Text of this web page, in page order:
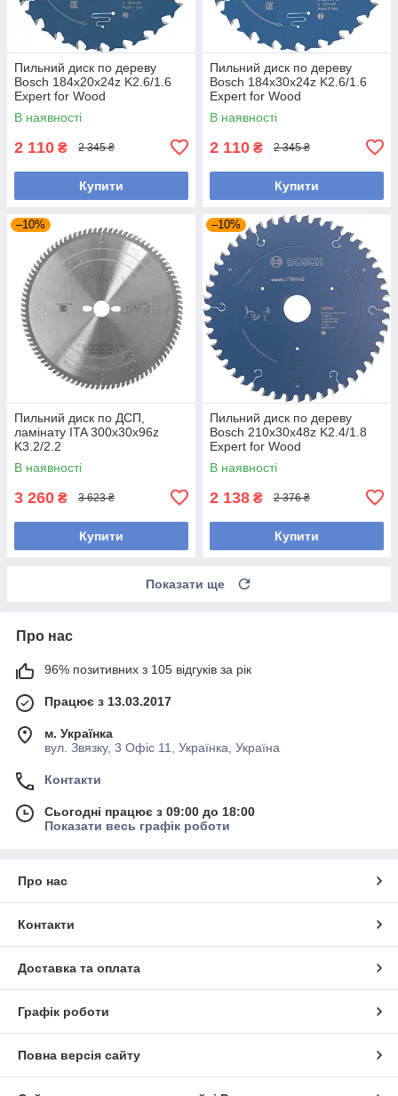
Пильний диск по дереву
Bosch 184x20x24z K2.6/1.6
Expert for Wood
В наявності
2 110 ₴ 2 345 ₴
Купити
Пильний диск по дереву
Bosch 184x30x24z K2.6/1.6
Expert for Wood
В наявності
2 110 ₴ 2 345 ₴
Купити
–10%
Пильний диск по ДСП,
ламінату ITA 300x30x96z
K3.2/2.2
В наявності
3 260 ₴ 3 623 ₴
Купити
–10%
Пильний диск по дереву
Bosch 210x30x48z K2.4/1.8
Expert for Wood
В наявності
2 138 ₴ 2 376 ₴
Купити
Показати ще
Про нас
96% позитивних з 105 відгуків за рік
Працює з 13.03.2017
м. Українка
вул. Звязку, 3 Офіс 11, Українка, Україна
Контакти
Сьогодні працює з 09:00 до 18:00
Показати весь графік роботи
Про нас
Контакти
Доставка та оплата
Графік роботи
Повна версія сайту